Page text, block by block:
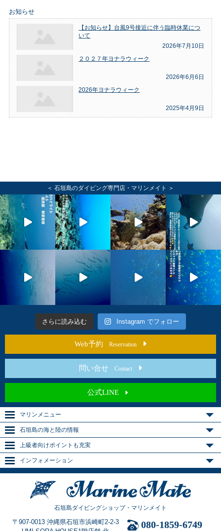
お知らせ
【お知らせ】台風9号接近に伴う臨時休業につ
いて
2026年7月10日
２０２７年ヨナラウィーク
2026年6月6日
2026年ヨナラウィーク
2025年4月9日
＜ 石垣島のダイビング専門店・マリンメイト ＞
さらに読み込む Instagram でフォロー
Web予約 Reservation
問い合せ Contact
公式LINE
マリンメニュー
石垣島の海と陸の情報
上級者向けポイントも充実
インフォメーション
石垣島ダイビングショップ・マリンメイト
〒907-0013 沖縄県石垣市浜崎町2-2-3
080-1859-6749